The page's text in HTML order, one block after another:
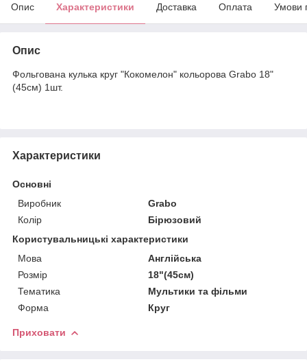
Опис Характеристики Доставка Оплата Умови
Опис
Фольгована кулька круг "Кокомелон" кольорова Grabo 18"
(45см) 1шт.
Характеристики
Основні
Виробник
Grabo
Колір
Бірюзовий
Користувальницькі характеристики
Мова
Англійська
Розмір
18"(45см)
Тематика
Мультики та фільми
Форма
Круг
Приховати